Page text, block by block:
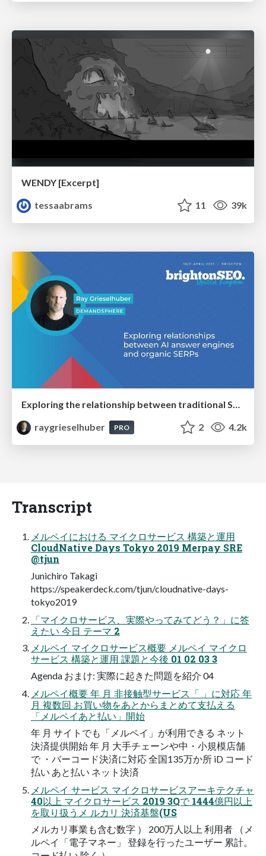
WENDY [Excerpt]
tessaabrams
11 39k
raygrieselhuber
PRO 2 4.2k
Transcript
メルペイにおける マイクロサービス 構築と運用
CloudNative Days Tokyo 2019 Merpay SRE
@tjun
Junichiro Takagi
https://speakerdeck.com/tjun/cloudnative-days-
tokyo2019
「マイクロサービス、実際やってみてどう？」に答
えたい 今日 テーマ 2
メルペイ マイクロサービス概要 メルペイ マイクロ
サービス 構築と運用 課題と今後 01 02 03 3
Agenda おまけ: 実際に起きた問題を紹介 04
メルペイ概要 年 月 非接触型サービス「 」に対応 年
月 複数回 お買い物をあとからまとめて支払える
「メルペイあと払い」開始
年 月 サイトでも「メルペイ」が利用できる ネット
決済提供開始 年 月 大手チェーンや中・小規模店舗
で ・バーコード決済に対応 全国135万か所 iD コード
払い あと払い ネット決済
メルペイ サービス マイクロサービスアーキテクチャ
40以上 マイクロサービス 2019 3Qで 1444億円以上
を取り扱うメ ルカリ 決済基盤(US
メルカリ事業も含む数字 ） 200万人以上 利用者 （メ
ルペイ「電子マネー」 登録を行ったユーザー 累計。